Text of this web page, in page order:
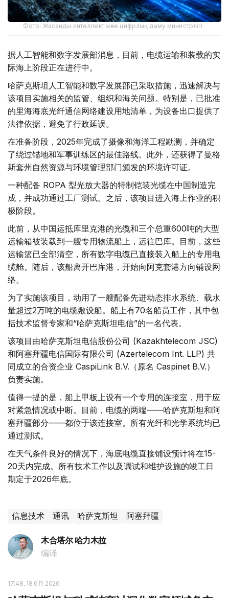
Фото: Жасанды интеллект және цифрлық даму министрлігі
据人工智能和数字发展部消息，目前，电缆运输和装载的实
际海上阶段正在进行中。
哈萨克斯坦人工智能和数字发展部已采取措施，迅速解决与
该项目实施相关的监管、组织和海关问题。特别是，已批准
的里海海底光纤通信网络建设用地清单，为设备出口提供了
法律依据，避免了行政延误。
在准备阶段，2025年完成了摄像和海洋工程勘测，并确定
了绕过锚地和军事训练区的最佳路线。此外，还获得了曼格
斯套州自然资源与环境管理部门颁发的环境许可证。
一种配备 ROPA 型光放大器的特制铠装光缆在中国制造完
成，并成功通过工厂测试。之后，该项目进入海上作业的积
极阶段。
此前，从中国运抵库里克港的光缆和三个总重600吨的大型
运输箱被装载到一艘专用物流船上，运往巴库。目前，这些
运输篮已全部清空，所有数字电缆已直接装入船上的专用电
缆舱。随后，该船离开巴库港，开始向阿克套港方向铺设网
络。
为了实施该项目，动用了一艘配备先进动态排水系统、载水
量超过2万吨的电缆敷设船。船上有70名船员工作，其中包
括技术监督专家和“哈萨克斯坦电信”的一名代表。
该项目由哈萨克斯坦电信股份公司 (Kazakhtelecom JSC)
和阿塞拜疆电信国际有限公司 (Azertelecom Int. LLP) 共
同成立的合资企业 CaspiLink B.V.（原名 Caspinet B.V.）
负责实施。
值得一提的是，船上甲板上设有一个专用的连接室，用于应
对紧急情况或中断。目前，电缆的两端——哈萨克斯坦和阿
塞拜疆部分——都位于该连接室。所有光纤和光学系统均已
通过测试。
在天气条件良好的情况下，海底电缆直接铺设预计将在15-
20天内完成。所有技术工作以及调试和维护设施的竣工日
期定于2026年底。
信息技术 通讯 哈萨克斯坦 阿塞拜疆
木合塔尔 哈力木拉
编译
17:48, 18 6月 2026